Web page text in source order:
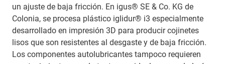
un ajuste de baja fricción. En igus® SE & Co. KG de
Colonia, se procesa plástico iglidur® i3 especialmente
desarrollado en impresión 3D para producir cojinetes
lisos que son resistentes al desgaste y de baja fricción.
Los componentes autolubricantes tampoco requieren